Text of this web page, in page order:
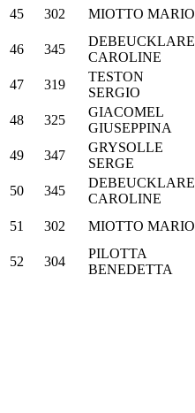
45
302 MIOTTO MARIO
46
345
DEBEUCKLARE
CAROLINE
47 319
TESTON
SERGIO
48
325
GIACOMEL
GIUSEPPINA
49
347
GRYSOLLE
SERGE
50 345
DEBEUCKLARE
CAROLINE
51 302 MIOTTO MARIO
52
304
PILOTTA
BENEDETTA